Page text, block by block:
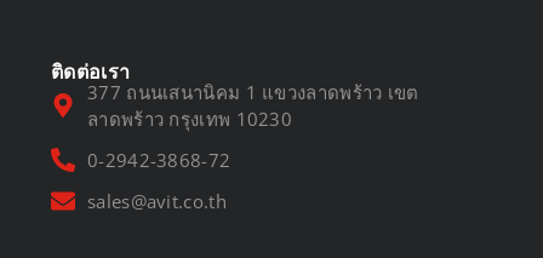
ติดต่อเรา
377 ถนนเสนานิคม 1 แขวงลาดพร้าว เขต
ลาดพร้าว กรุงเทพ 10230
0-2942-3868-72
sales@avit.co.th